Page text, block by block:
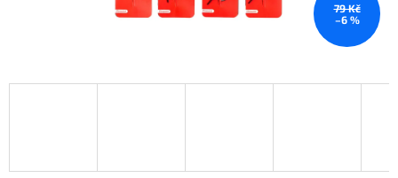
79 Kč
–6 %